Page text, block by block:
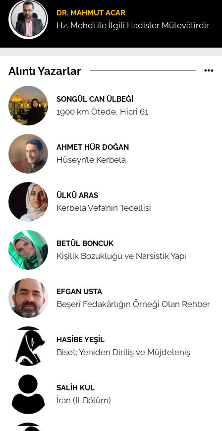
DR. MAHMUT ACAR
Hz. Mehdi ile İlgili Hadisler Mütevâtirdir
Alıntı Yazarlar
SONGÜL CAN ÜLBEĞI
1900 km Ötede, Hicrî 61
AHMET HÜR DOĞAN
Hüseyn’le Kerbela
ÜLKÜ ARAS
Kerbela Vefa’nın Tecellisi
BETÜL BONCUK
Kişilik Bozukluğu ve Narsistik Yapı
EFGAN USTA
Beşerî Fedakârlığın Örneği Olan Rehber
HASIBE YEŞIL
Biset; Yeniden Diriliş ve Müjdeleniş
SALIH KUL
İran (II. Bölüm)